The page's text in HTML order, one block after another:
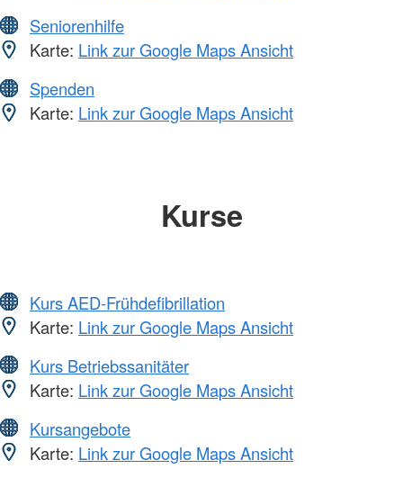
Seniorenhilfe
Karte: Link zur Google Maps Ansicht
Spenden
Karte: Link zur Google Maps Ansicht
Kurse
Kurs AED-Frühdefibrillation
Karte: Link zur Google Maps Ansicht
Kurs Betriebssanitäter
Karte: Link zur Google Maps Ansicht
Kursangebote
Karte: Link zur Google Maps Ansicht